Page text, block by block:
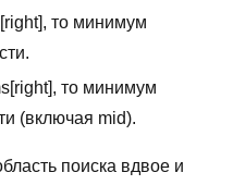
то минимум
то минимум
(включая mid).
поиска вдвое и